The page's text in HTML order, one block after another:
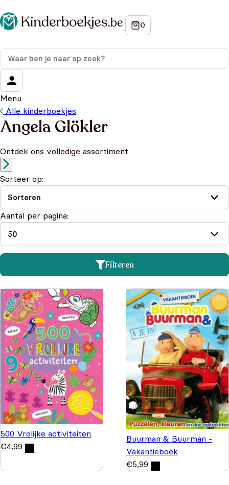
Menu
Alle kinderboekjes
Angela Glökler
Ontdek ons volledige assortiment
Sorteer op:
Aantal per pagina:
Filteren
500 Vrolijke activiteiten
€4,99
Buurman & Buurman -
Vakantieboek
€5,99